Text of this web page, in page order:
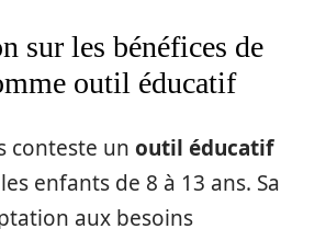
sur les bénéfices de
outil éducatif
conteste un outil éducatif
enfants de 8 à 13 ans. Sa
aux besoins